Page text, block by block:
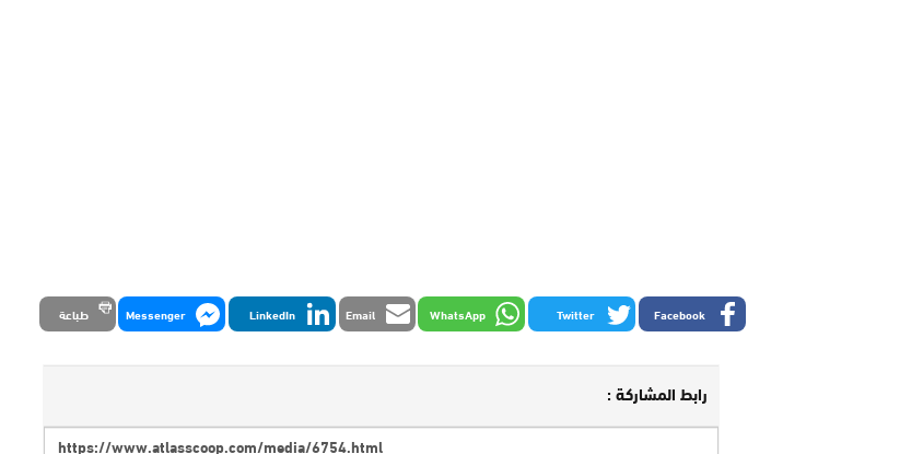
Facebook
Twitter
WhatsApp
Email
LinkedIn
Messenger طباعة
رابط المشاركة :